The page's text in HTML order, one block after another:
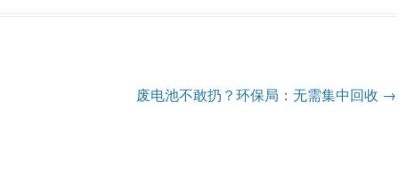
废电池不敢扔？环保局：无需集中回收 →